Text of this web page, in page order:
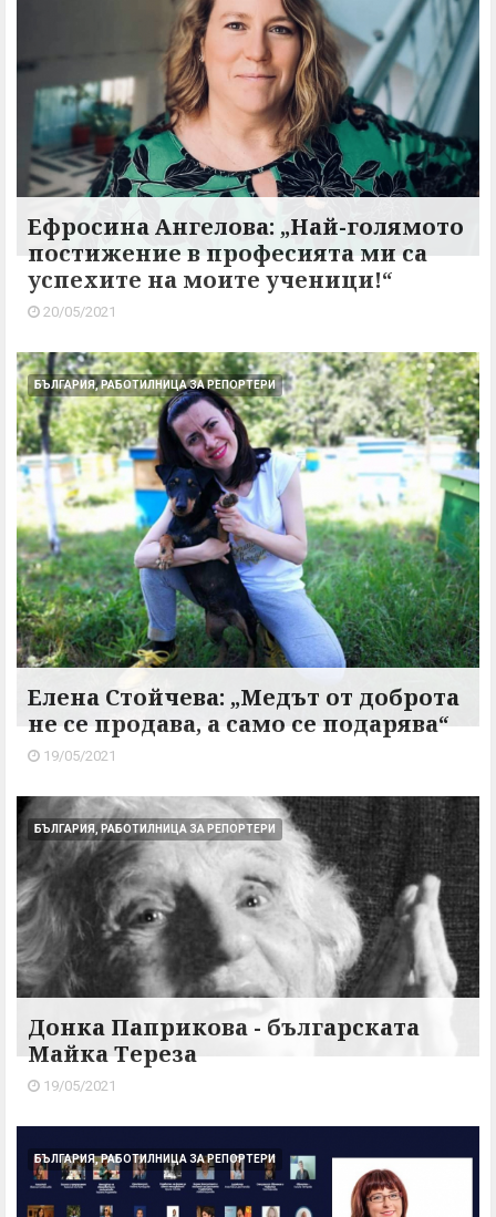
Ефросина Ангелова: „Най-голямото
постижение в професията ми са
успехите на моите ученици!“
20/05/2021
БЪЛГАРИЯ, РАБОТИЛНИЦА ЗА РЕПОРТЕРИ
Елена Стойчева: „Медът от доброта
не се продава, а само се подарява“
19/05/2021
БЪЛГАРИЯ, РАБОТИЛНИЦА ЗА РЕПОРТЕРИ
Донка Паприкова - българската
Майка Тереза
19/05/2021
БЪЛГАРИЯ, РАБОТИЛНИЦА ЗА РЕПОРТЕРИ